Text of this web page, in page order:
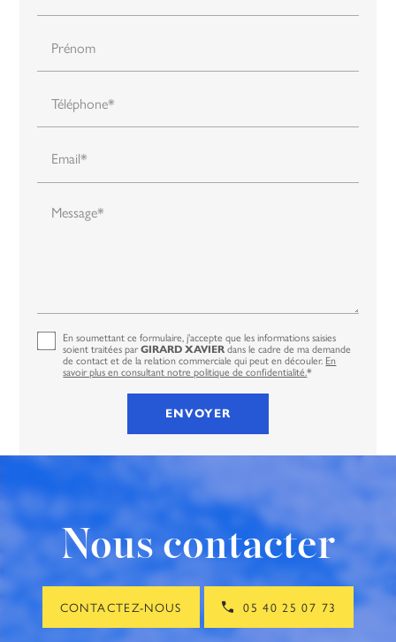
Prénom
Téléphone*
Email*
Message*
En soumettant ce formulaire, j'accepte que les informations saisies
soient traitées parGIRARD XAVIER dans le cadre de ma demande
de contact et de la relation commerciale qui peut en découler. En
savoir plus en consultant notre politique de confidentialité.*
Nous contacter
CONTACTEZ-NOUS 05 40 25 07 73